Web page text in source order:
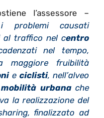
l’assessore –
problemi causati
al traffico nel centro
nel tempo,
maggiore fruibilità
e ciclisti, nell’alveo
mobilità urbanache
la realizzazione del
finalizzato ad